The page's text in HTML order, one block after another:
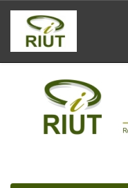
Skip
navigation